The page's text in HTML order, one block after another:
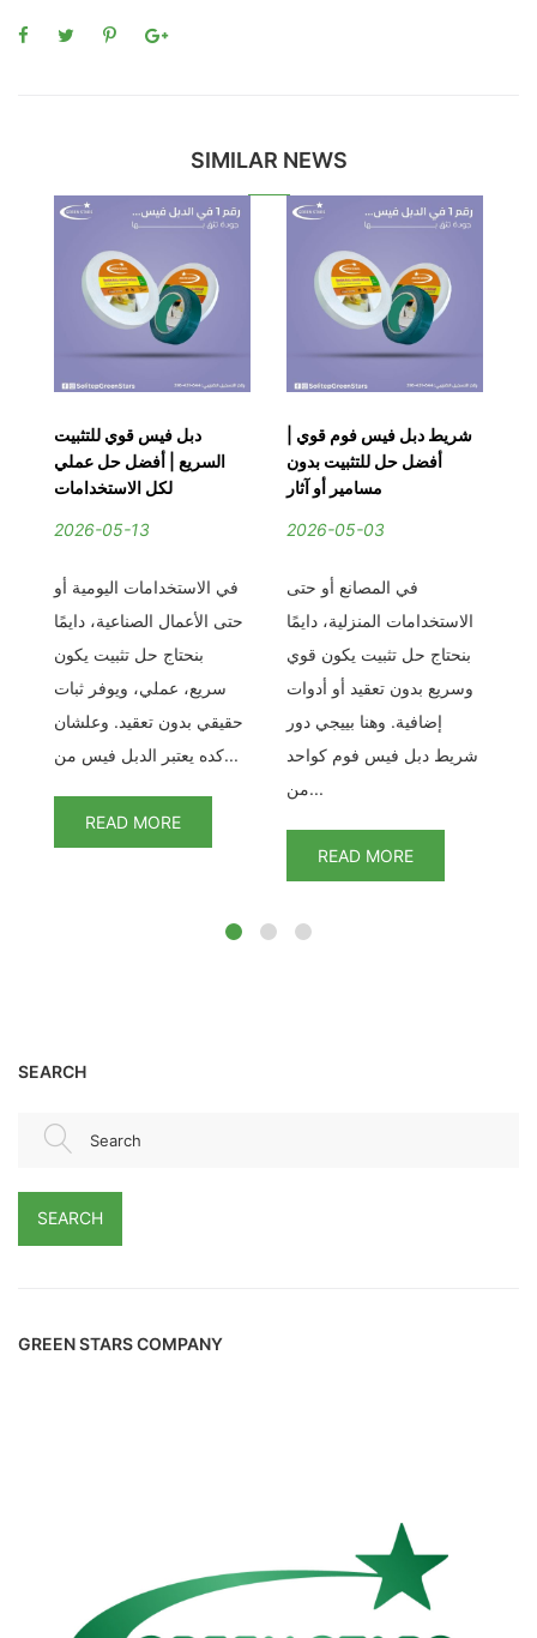
SIMILAR NEWS
دبل فيس قوي للتثبيت
السريع | أفضل حل عملي
لكل الاستخدامات
2026-05-13
في الاستخدامات اليومية أو
حتى الأعمال الصناعية، دايمًا
بنحتاج حل تثبيت يكون
سريع، عملي، ويوفر ثبات
حقيقي بدون تعقيد. وعلشان
كده يعتبر الدبل فيس من...
READ MORE
شريط دبل فيس فوم قوي |
أفضل حل للتثبيت بدون
مسامير أو آثار
2026-05-03
في المصانع أو حتى
الاستخدامات المنزلية، دايمًا
بنحتاج حل تثبيت يكون قوي
وسريع بدون تعقيد أو أدوات
إضافية. وهنا بييجي دور
شريط دبل فيس فوم كواحد
من...
READ MORE
SEARCH
Search
SEARCH
GREEN STARS COMPANY